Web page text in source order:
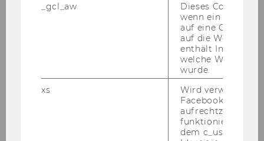
An der WU ist ein Ar­beits­kreis für Gleich­be­
hand­lungs­fra­gen ein­ge­rich­tet. Nä­he­re In­for­
http://www.wu.ac.at/struc­tu­re/lobby/equaltre­
Wir bit­ten Be­wer­be­rin­nen und Be­wer­ber um
_gcl_aw
Dieses Cookie
wenn ein User
auf eine Google
auf die Website
enthält
welche
wurde.
xs
Wird verwendet,
Facebook-Sitzung
funktioniert in
dem c_user-